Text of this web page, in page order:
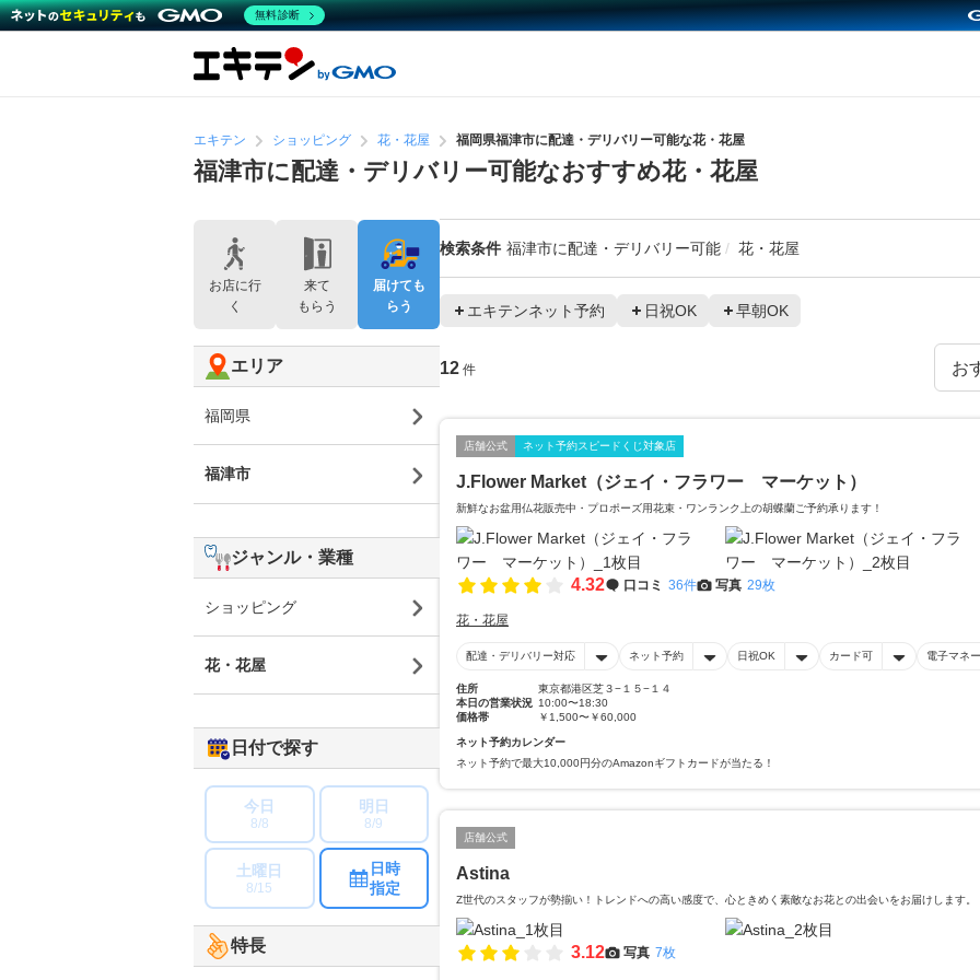
エキテン ショッピング 花・花屋 福岡県福津市に配達・デリバリー可能な花・花屋
福津市に配達・デリバリー可能なおすすめ花・花屋
検索条件 福津市に配達・デリバリー可能 花・花屋
エキテンネット予約 日祝OK 早朝OK
12 件
店舗公式 ネット予約スピードくじ対象店
J.Flower Market（ジェイ・フラワー マーケット）
新鮮なお盆用仏花販売中・プロポーズ用花束・ワンランク上の胡蝶蘭ご予約承ります！
4.32 口コミ 36件 写真 29枚
花・花屋
配達・デリバリー対応 ネット予約 日祝OK カード可 電子マネ
住所
東京都港区芝３−１５−１４
本日の営業状況 10:00〜18:30
価格帯
￥1,500〜￥60,000
ネット予約カレンダー
ネット予約で最大10,000円分のAmazonギフトカードが当たる！
店舗公式
Astina
Z世代のスタッフが勢揃い！トレンドへの高い感度で、心ときめく素敵なお花との出会いをお届けします。
3.12 写真 7枚
お店に行
く
来て
もらう
届けても
らう
エリア
福岡県
福津市
ジャンル・業種
ショッピング
花・花屋
日付で探す
今日
8/8
明日
8/9
土曜日
8/15
日時
指定
特長
無料診断